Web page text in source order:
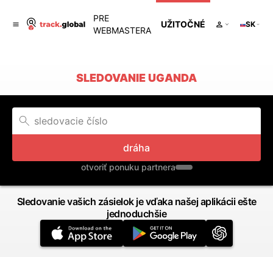
PRE
WEBMASTERA
UŽITOČNÉ SK
SLEDOVANIE UGANDA
dráha
otvoriť ponuku partnera
Sledovanie vašich zásielok je vďaka našej aplikácii ešte
jednoduchšie